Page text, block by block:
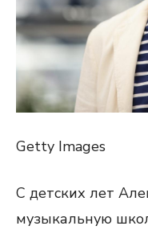
Getty Images
С детских лет
музыкальную